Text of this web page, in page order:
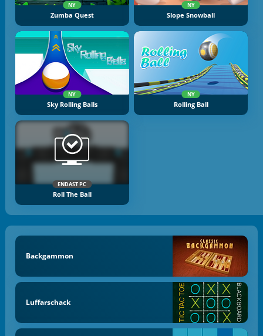
NY
Zumba Quest
NY
Slope Snowball
NY
Sky Rolling Balls
NY
Rolling Ball
ENDAST PC
Roll The Ball
Backgammon
Luffarschack